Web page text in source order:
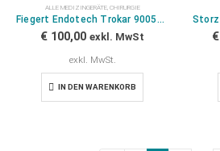
ALLE MEDIZINGERÄTE, CHIRURGIE
Fiegert Endotech Trokar 9005958W
€ 100,00 exkl. MwSt
exkl. MwSt.
IN DEN WARENKORB
€